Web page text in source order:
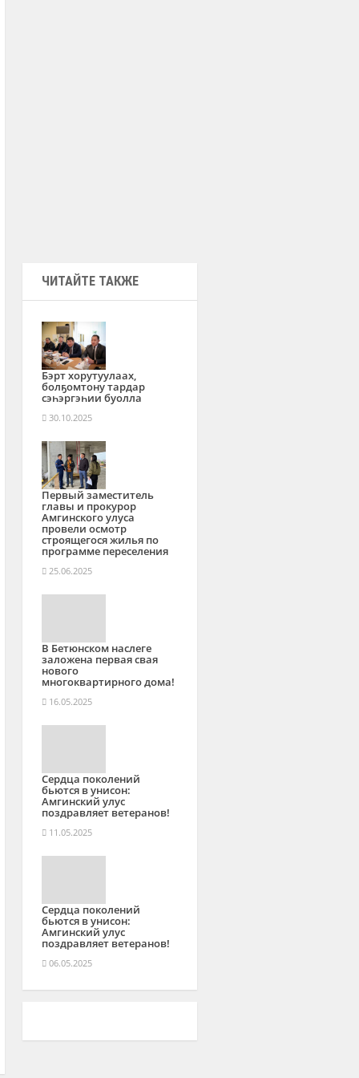
ЧИТАЙТЕ ТАКЖЕ
Бэрт хорутуулаах,
болҕомтону тардар
сэһэргэһии буолла
30.10.2025
Первый заместитель
главы и прокурор
Амгинского улуса
провели осмотр
строящегося жилья по
программе переселения
25.06.2025
В Бетюнском наслеге
заложена первая свая
нового
многоквартирного дома!
16.05.2025
Сердца поколений
бьются в унисон:
Амгинский улус
поздравляет ветеранов!
11.05.2025
Сердца поколений
бьются в унисон:
Амгинский улус
поздравляет ветеранов!
06.05.2025